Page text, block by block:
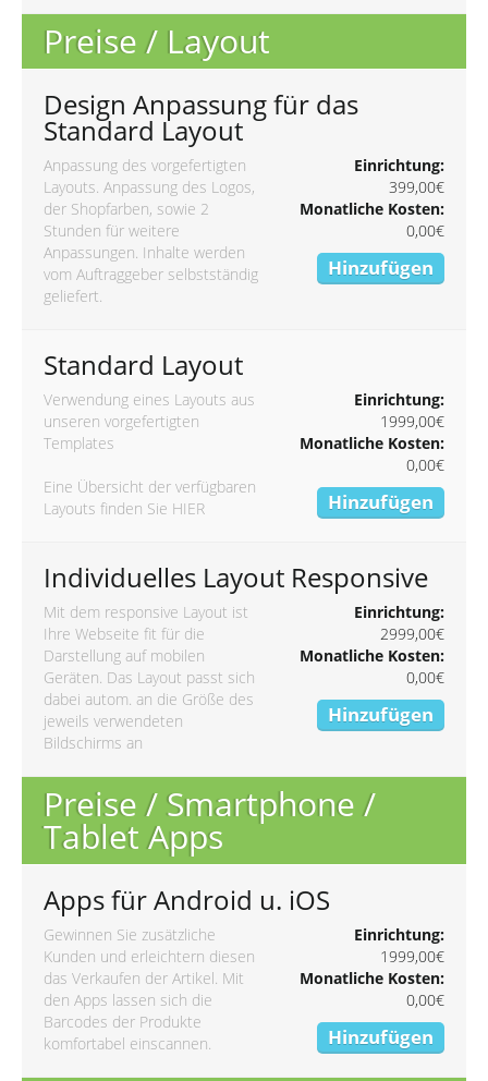
Preise / Layout
Design Anpassung für das
Standard Layout
Anpassung des vorgefertigten
Layouts. Anpassung des Logos,
der Shopfarben, sowie 2
Stunden für weitere
Anpassungen. Inhalte werden
vom Auftraggeber selbstständig
geliefert.
Einrichtung:
399,00€
Monatliche Kosten:
0,00€
Hinzufügen
Standard Layout
Verwendung eines Layouts aus
unseren vorgefertigten
Templates
Eine Übersicht der verfügbaren
Layouts finden Sie HIER
Einrichtung:
1999,00€
Monatliche Kosten:
0,00€
Hinzufügen
Individuelles Layout Responsive
Mit dem responsive Layout ist
Ihre Webseite fit für die
Darstellung auf mobilen
Geräten. Das Layout passt sich
dabei autom. an die Größe des
jeweils verwendeten
Bildschirms an
Einrichtung:
2999,00€
Monatliche Kosten:
0,00€
Hinzufügen
Preise / Smartphone /
Tablet Apps
Apps für Android u. iOS
Gewinnen Sie zusätzliche
Kunden und erleichtern diesen
das Verkaufen der Artikel. Mit
den Apps lassen sich die
Barcodes der Produkte
komfortabel einscannen.
Einrichtung:
1999,00€
Monatliche Kosten:
0,00€
Hinzufügen